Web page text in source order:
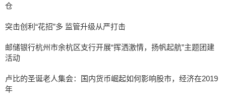
仓
突击创利“花招”多 监管升级从严打击
邮储银行杭州市余杭区支行开展“挥洒激情，扬帆起航”主题团建
活动
卢比的圣诞老人集会：国内货币崛起如何影响股市，经济在2019
年